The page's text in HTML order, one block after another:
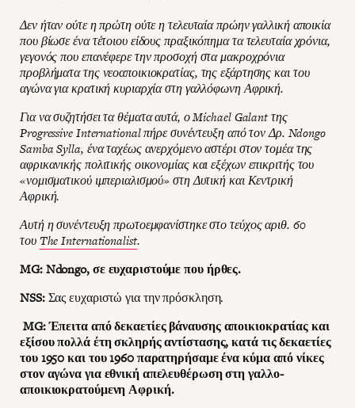
Δεν ήταν ούτε η πρώτη ούτε η τελευταία πρώην γαλλική αποικία
που βίωσε ένα τέτοιου είδους πραξικόπημα τα τελευταία χρόνια,
γεγονός που επανέφερε την προσοχή στα μακροχρόνια
προβλήματα της νεοαποικιοκρατίας, της εξάρτησης και του
αγώνα για κρατική κυριαρχία στη γαλλόφωνη Αφρική.
Για να συζητήσει τα θέματα αυτά, ο Michael Galant της
Progressive International πήρε συνέντευξη από τον Δρ. Ndongo
Samba Sylla, ένα ταχέως ανερχόμενο αστέρι στον τομέα της
αφρικανικής πολιτικής οικονομίας και εξέχων επικριτής του
«νομισματικού ιμπεριαλισμού» στη Δυτική και Κεντρική
Αφρική.
Αυτή η συνέντευξη πρωτοεμφανίστηκε στο τεύχος αριθ. 60
του The Internationalist.
MG: Ndongo, σε ευχαριστούμε που ήρθες.
NSS:Σας ευχαριστώ για την πρόσκληση.
MG: Έπειτα από δεκαετίες βάναυσης αποικιοκρατίας και
εξίσου πολλά έτη σκληρής αντίστασης, κατά τις δεκαετίες
του 1950 και του 1960 παρατηρήσαμε ένα κύμα από νίκες
στον αγώνα για εθνική απελευθέρωση στη γαλλο-
αποικιοκρατούμενη Αφρική.